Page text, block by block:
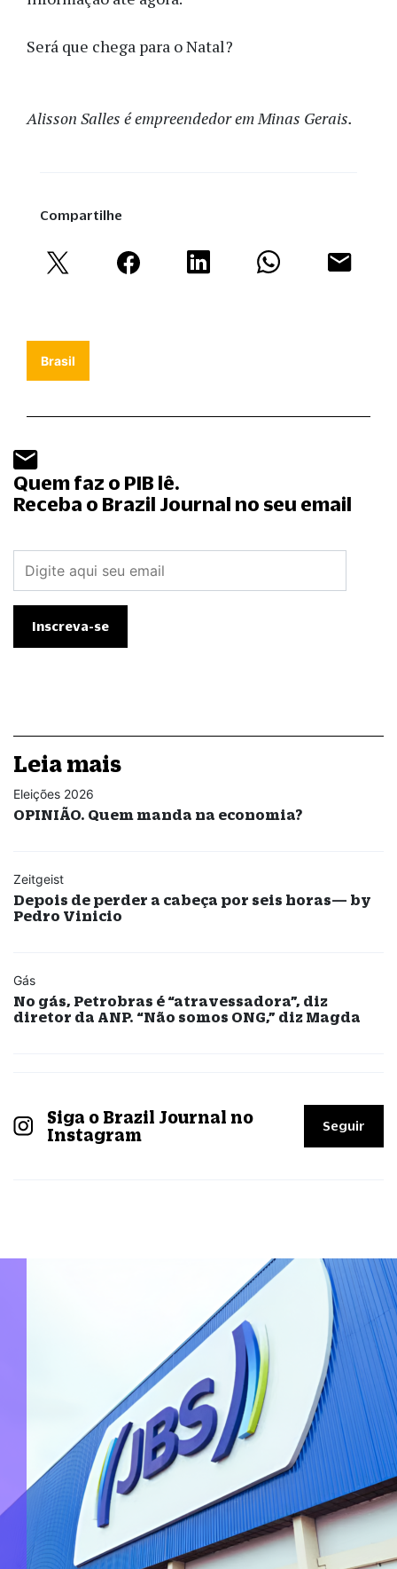
Será que chega para o Natal?
Alisson Salles é empreendedor em Minas Gerais.
Compartilhe
Brasil
Quem faz o PIB lê.
Receba o Brazil Journal no seu email
Leia mais
Eleições 2026
OPINIÃO. Quem manda na economia?
Zeitgeist
Depois de perder a cabeça por seis horas— by
Pedro Vinicio
Gás
No gás, Petrobras é “atravessadora”, diz
diretor da ANP. “Não somos ONG,” diz Magda
Siga o Brazil Journal no
Instagram
Seguir